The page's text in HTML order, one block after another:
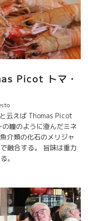
ドーに行こう！』 と決
に出場する人もいたり、
ワインは毎日、欠かさず
九州の女性は凄い！！ ご
石橋さん、有難うござ
凱旋門が美しくライト
Picot トマ・
云えば Thomas Picot
瞳のように澄んだミネ
介類の化石のメリジャ
融合する。 旨味は重力
。